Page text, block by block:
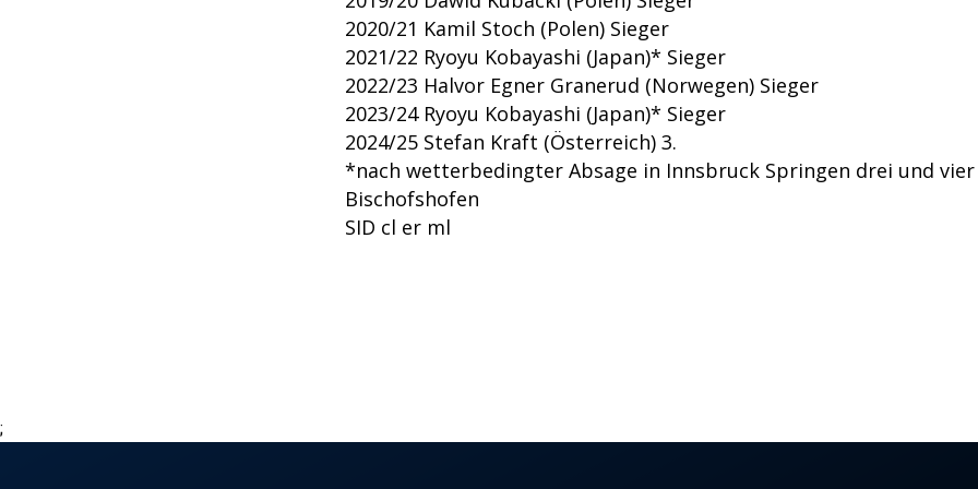
2020/21 Kamil Stoch (Polen) Sieger
2021/22 Ryoyu Kobayashi (Japan)* Sieger
2022/23 Halvor Egner Granerud (Norwegen) Sieger
2023/24 Ryoyu Kobayashi (Japan)* Sieger
2024/25 Stefan Kraft (Österreich) 3.
*nach wetterbedingter Absage in Innsbruck Springen drei und
Bischofshofen
SID cl er ml
;